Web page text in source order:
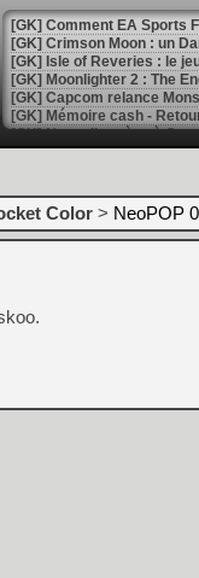
[GK] Comment EA Sports
[GK] Crimson Moon : un
[GK] Isle of Reveries : le
[GK] Moonlighter 2 : The
[GK] Capcom relance
[Mo5] Deux inédits du
[GK] Le beat'em up The
[GK] Endless Legend 2 :
[LS] [PS5] Le WebKit
[GK] Oubliez Crazy Taxi,
[LS] [Switch] NSZ 5.0.0
[GK] No More Room in
[GK] Un chatbot Atelier
[GK] Mémoire cash -
[GK] Nvidia : le prix des
[GK] Suikoden Star Leap
Color > NeoPOP